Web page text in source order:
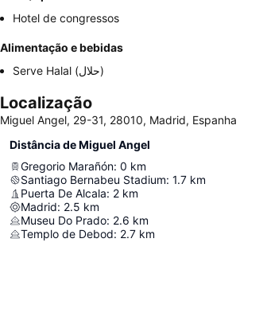
Hotel de congressos
Alimentação e bebidas
Serve Halal (حلال)
Localização
Miguel Angel, 29-31, 28010, Madrid, Espanha
Distância de Miguel Angel
Gregorio Marañón: 0 km
Santiago Bernabeu Stadium: 1.7 km
Puerta De Alcala: 2 km
Madrid: 2.5 km
Museu Do Prado: 2.6 km
Templo de Debod: 2.7 km